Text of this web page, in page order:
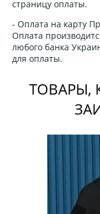
страницу оплаты.
- Оплата на карту
Оплата
любого банка
для оплаты.
ТОВАРЫ,